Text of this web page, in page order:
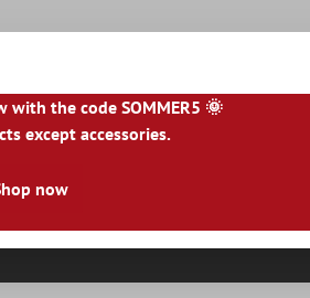
RO |NO|HU|BG|HR|
with the code SOMMER5 🌞
except accessories.
now